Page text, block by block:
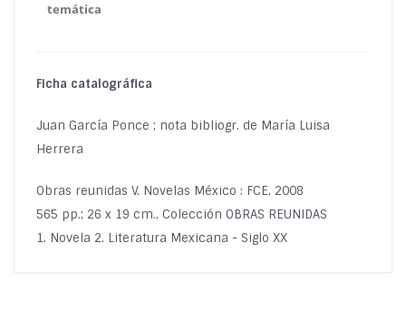
temática
Ficha catalográfica
Juan García Ponce ; nota bibliogr. de María Luisa
Herrera
Obras reunidas V. Novelas México : FCE, 2008
565 pp.; 26 x 19 cm., Colección OBRAS REUNIDAS
1. Novela 2. Literatura Mexicana - Siglo XX